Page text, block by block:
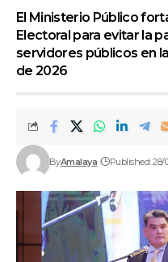
El Ministerio Público
Electoral para evitar la
servidores públicos en
de 2026
ByAmalaya Published: 28/